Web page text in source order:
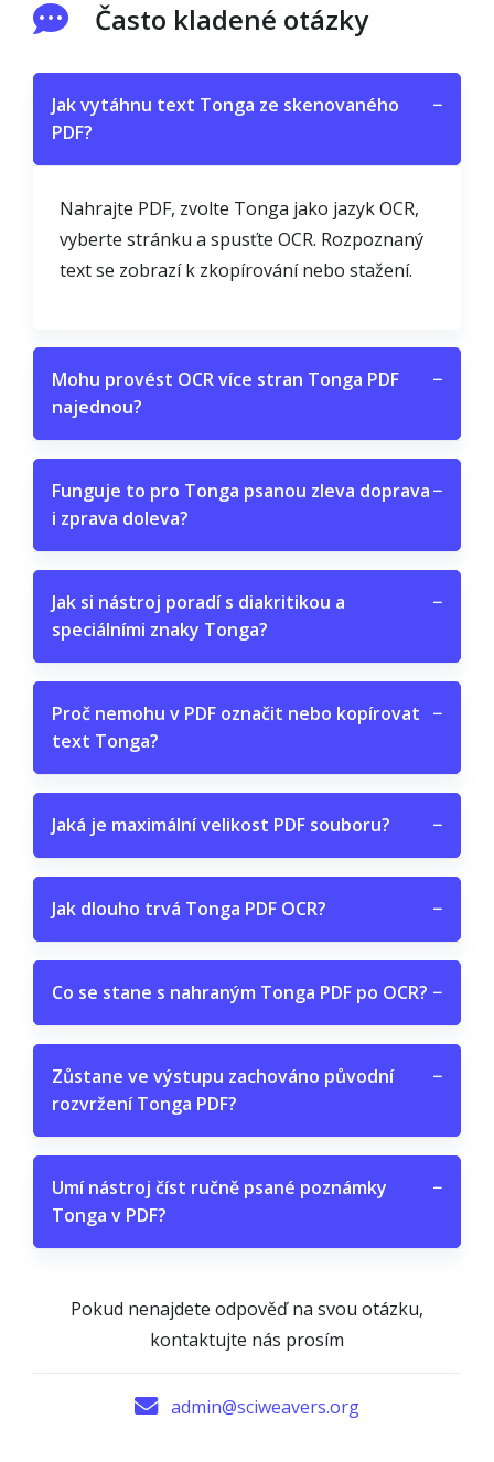
Často kladené otázky
Jak vytáhnu text Tonga ze skenovaného
PDF?
−
Nahrajte PDF, zvolte Tonga jako jazyk OCR,
vyberte stránku a spusťte OCR. Rozpoznaný
text se zobrazí k zkopírování nebo stažení.
Mohu provést OCR více stran Tonga PDF
najednou?
−
Funguje to pro Tonga psanou zleva doprava
i zprava doleva?
−
Jak si nástroj poradí s diakritikou a
speciálními znaky Tonga?
−
Proč nemohu v PDF označit nebo kopírovat
text Tonga?
−
Jaká je maximální velikost PDF souboru? −
Jak dlouho trvá Tonga PDF OCR? −
Co se stane s nahraným Tonga PDF po OCR? −
Zůstane ve výstupu zachováno původní
rozvržení Tonga PDF?
−
Umí nástroj číst ručně psané poznámky
Tonga v PDF?
−
Pokud nenajdete odpověď na svou otázku,
kontaktujte nás prosím
admin@sciweavers.org